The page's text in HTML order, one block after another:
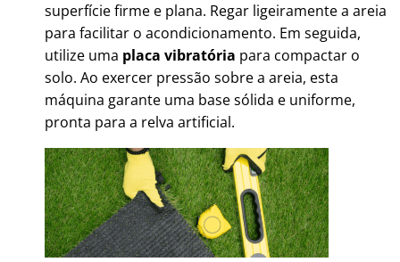
superfície firme e plana. Regar ligeiramente a areia
para facilitar o acondicionamento. Em seguida,
utilize uma placa vibratória para compactar o
solo. Ao exercer pressão sobre a areia, esta
máquina garante uma base sólida e uniforme,
pronta para a relva artificial.